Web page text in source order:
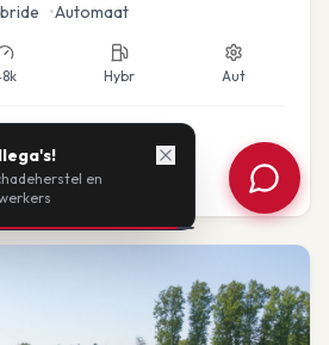
•Automaat
Hybr Aut
BTW
en